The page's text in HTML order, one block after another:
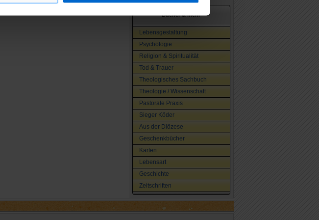
Bücher & mehr
Lebensgestaltung
Psychologie
Religion & Spiritualität
Tod & Trauer
Theologisches Sachbuch
Theologie / Wissenschaft
Pastorale Praxis
Sieger Köder
Aus der Diözese
Geschenkbücher
Karten
Lebensart
Geschichte
Zeitschriften